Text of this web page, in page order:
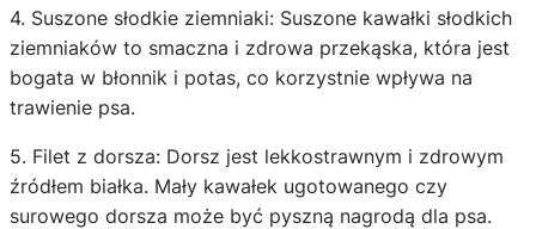
4. Suszone słodkie ziemniaki: Suszone kawałki słodkich
ziemniaków to smaczna i zdrowa przekąska, która jest
bogata w błonnik i potas, co korzystnie wpływa na
trawienie psa.
5. Filet z dorsza: Dorsz jest lekkostrawnym i zdrowym
źródłem białka. Mały kawałek ugotowanego czy
surowego dorsza może być pyszną nagrodą dla psa.